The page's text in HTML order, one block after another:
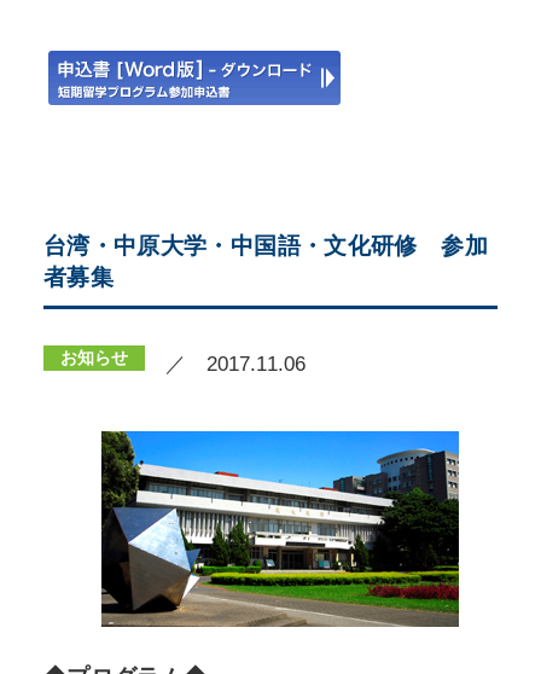
台湾・中原大学・中国語・文化研修 参加
者募集
お知らせ ／ 2017.11.06